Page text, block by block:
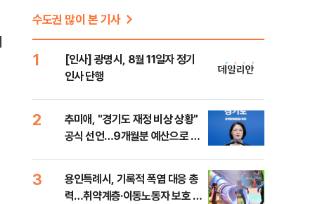
수도권 많이 본 기사
1
[인사] 광명시, 8월 11일자 정기
인사 단행
2
추미애, "경기도 재정 비상 상황"
공식 선언…9개월분 예산으로 민
3
용인특례시, 기록적 폭염 대응 총
력…취약계층·이동노동자 보호 강